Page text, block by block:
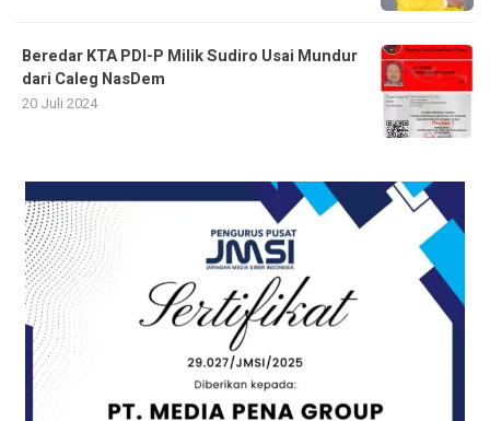
Beredar KTA PDI-P Milik Sudiro Usai Mundur
dari Caleg NasDem
20 Juli 2024